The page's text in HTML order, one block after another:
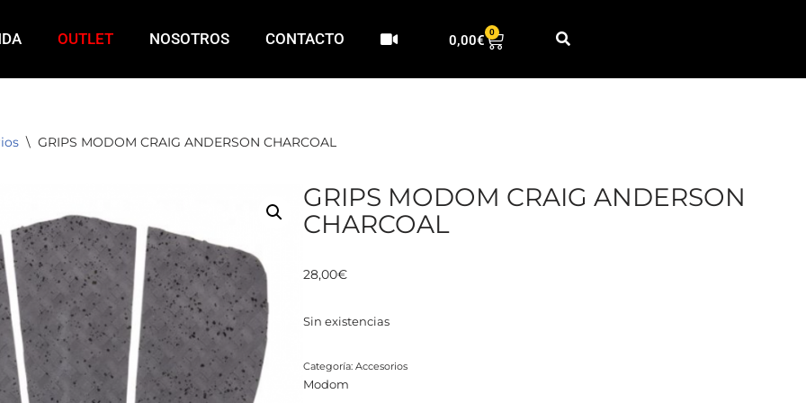
OUTLET NOSOTROS CONTACTO 0,00€
0
\ GRIPS MODOM CRAIG ANDERSON CHARCOAL
GRIPS MODOM CRAIG ANDERSON
CHARCOAL
28,00€
Sin existencias
Categoría:Accesorios
Modom